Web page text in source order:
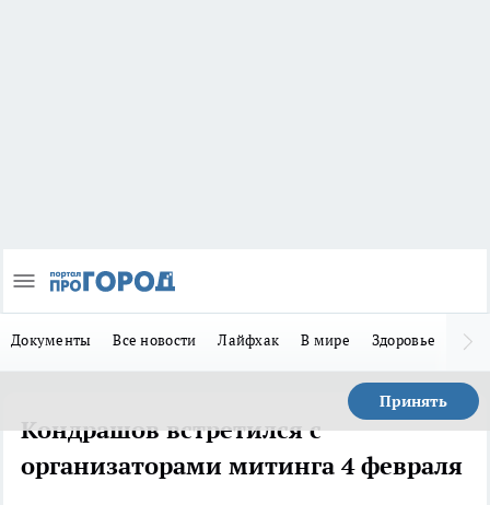
Документы Все новости Лайфхак В мире Здоровье
Принять
Кондрашов встретился с
организаторами митинга 4 февраля